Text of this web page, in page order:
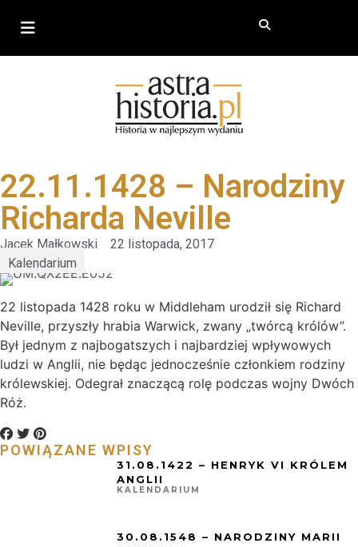
22.11.1428 – Narodziny
Richarda Neville
Jacek Małkowski
22 listopada, 2017
Kalendarium
22 listopada 1428 roku w Middleham urodził się Richard
Neville, przyszły hrabia Warwick, zwany „twórcą królów”.
Był jednym z najbogatszych i najbardziej wpływowych
ludzi w Anglii, nie będąc jednocześnie członkiem rodziny
królewskiej. Odegrał znaczącą rolę podczas wojny Dwóch
Róż.
POWIĄZANE WPISY
31.08.1422 – HENRYK VI KRÓLEM
ANGLII
KALENDARIUM
30.08.1548 – NARODZINY MARII